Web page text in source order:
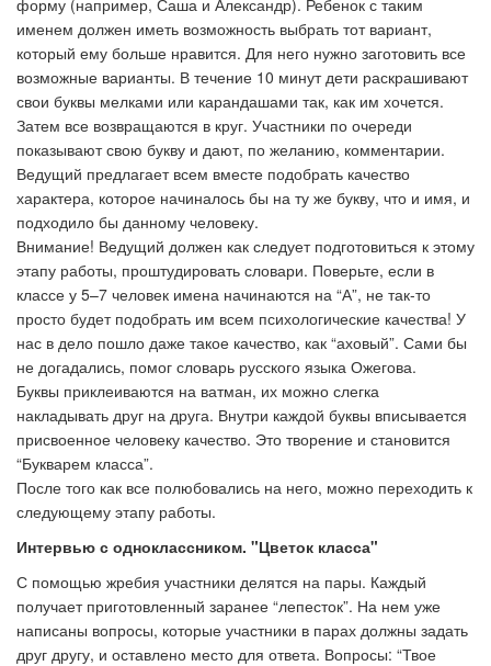
форму (например, Саша и Александр). Ребенок с таким
именем должен иметь возможность выбрать тот вариант,
который ему больше нравится. Для него нужно заготовить все
возможные варианты. В течение 10 минут дети раскрашивают
свои буквы мелками или карандашами так, как им хочется.
Затем все возвращаются в круг. Участники по очереди
показывают свою букву и дают, по желанию, комментарии.
Ведущий предлагает всем вместе подобрать качество
характера, которое начиналось бы на ту же букву, что и имя, и
подходило бы данному человеку.
Внимание! Ведущий должен как следует подготовиться к этому
этапу работы, проштудировать словари. Поверьте, если в
классе у 5–7 человек имена начинаются на “А”, не так-то
просто будет подобрать им всем психологические качества! У
нас в дело пошло даже такое качество, как “аховый”. Сами бы
не догадались, помог словарь русского языка Ожегова.
Буквы приклеиваются на ватман, их можно слегка
накладывать друг на друга. Внутри каждой буквы вписывается
присвоенное человеку качество. Это творение и становится
“Букварем класса”.
После того как все полюбовались на него, можно переходить к
следующему этапу работы.
Интервью с одноклассником. "Цветок класса"
С помощью жребия участники делятся на пары. Каждый
получает приготовленный заранее “лепесток”. На нем уже
написаны вопросы, которые участники в парах должны задать
друг другу, и оставлено место для ответа. Вопросы: “Твое